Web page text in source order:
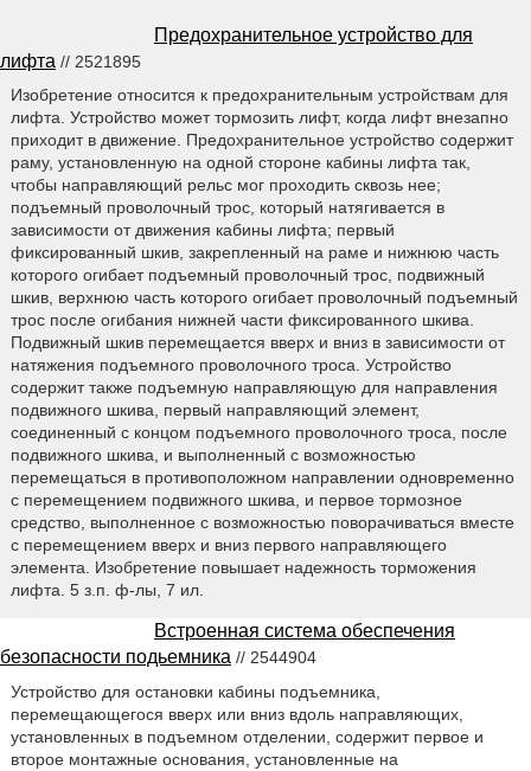
Предохранительное устройство для
лифта // 2521895
Изобретение относится к предохранительным устройствам для
лифта. Устройство может тормозить лифт, когда лифт внезапно
приходит в движение. Предохранительное устройство содержит
раму, установленную на одной стороне кабины лифта так,
чтобы направляющий рельс мог проходить сквозь нее;
подъемный проволочный трос, который натягивается в
зависимости от движения кабины лифта; первый
фиксированный шкив, закрепленный на раме и нижнюю часть
которого огибает подъемный проволочный трос, подвижный
шкив, верхнюю часть которого огибает проволочный подъемный
трос после огибания нижней части фиксированного шкива.
Подвижный шкив перемещается вверх и вниз в зависимости от
натяжения подъемного проволочного троса. Устройство
содержит также подъемную направляющую для направления
подвижного шкива, первый направляющий элемент,
соединенный с концом подъемного проволочного троса, после
подвижного шкива, и выполненный с возможностью
перемещаться в противоположном направлении одновременно
с перемещением подвижного шкива, и первое тормозное
средство, выполненное с возможностью поворачиваться вместе
с перемещением вверх и вниз первого направляющего
элемента. Изобретение повышает надежность торможения
лифта. 5 з.п. ф-лы, 7 ил.
Встроенная система обеспечения
безопасности подьемника // 2544904
Устройство для остановки кабины подъемника,
перемещающегося вверх или вниз вдоль направляющих,
установленных в подъемном отделении, содержит первое и
второе монтажные основания, установленные на